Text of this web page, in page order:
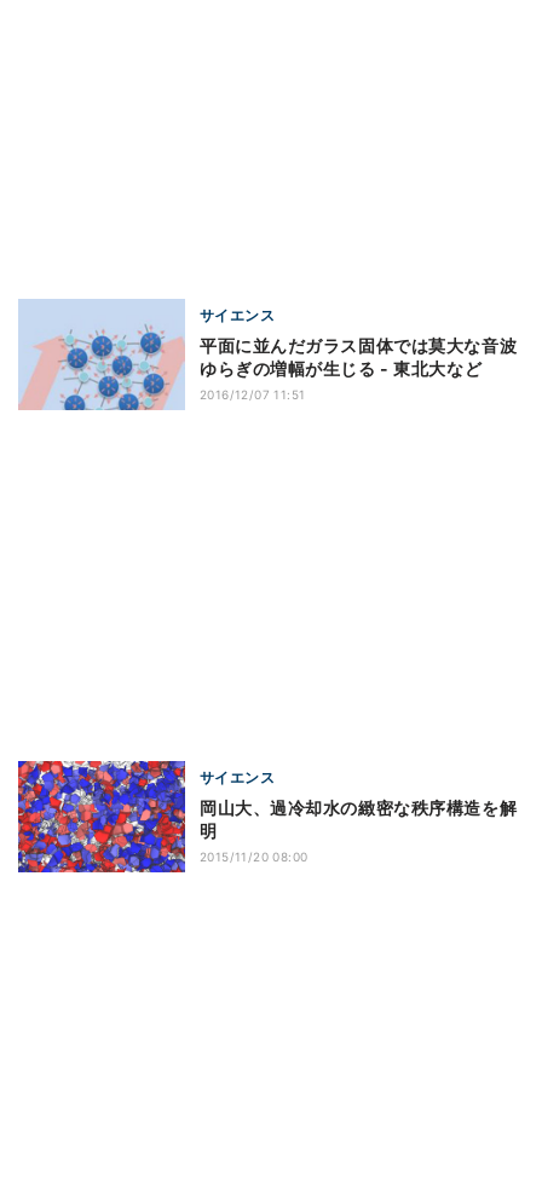
サイエンス
平面に並んだガラス固体では莫大な音波
ゆらぎの増幅が生じる - 東北大など
2016/12/07 11:51
サイエンス
岡山大、過冷却水の緻密な秩序構造を解
明
2015/11/20 08:00